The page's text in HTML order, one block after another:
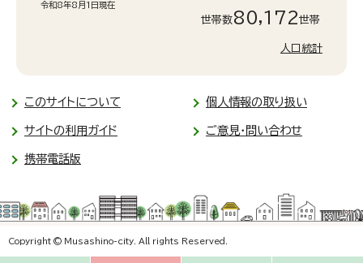
令和8年8月1日現在
世帯数80,172世帯
人口統計
このサイトについて 個人情報の取り扱い
サイトの利用ガイド ご意見・問い合わせ
携帯電話版
Copyright © Musashino-city. All rights Reserved.